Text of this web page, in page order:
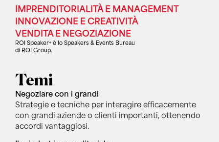
IMPRENDITORIALITÀ E MANAGEMENT
INNOVAZIONE E CREATIVITÀ
VENDITA E NEGOZIAZIONE
ROI Speaker+ è lo Speakers & Events Bureau
di ROI Group.
Temi
Negoziare con i grandi
Strategie e tecniche per interagire efficacemente
con grandi aziende o clienti importanti, ottenendo
accordi vantaggiosi.